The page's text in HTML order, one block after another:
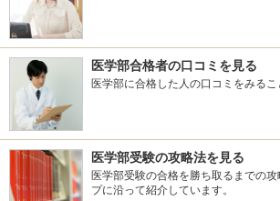
医学部合格者の口コミを見る
医学部に合格した人の口コミをみるこ
医学部受験の攻略法を見る
医学部受験の合格を勝ち取るまでの
プに沿って紹介しています。